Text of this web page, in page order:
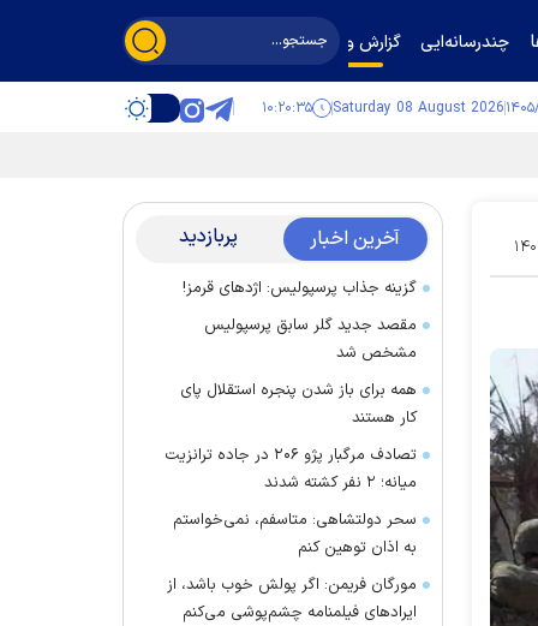
چندرسانه‌ایی گزارش و گفت‌وگو
Saturday 08 August 2026 ۱۰:۲۰:۳۶
۳۰ آخرین اخبار پربازدید
گزینه جذاب پرسپولیس: اژد‌های قرمز!
مقصد جدید گلر سابق پرسپولیس
مشخص شد
همه برای باز شدن پنجره استقلال پای
کار هستند
تصادف مرگبار پژو ۲۰۶ در جاده ترانزیت
میانه؛ ۲ نفر کشته شدند
سحر دولتشاهی: متاسفم، نمی‌خواستم
به اذان توهین کنم
مورگان فریمن: اگر پولش خوب باشد، از
ایراد‌های فیلمنامه چشم‌پوشی می‌کنم